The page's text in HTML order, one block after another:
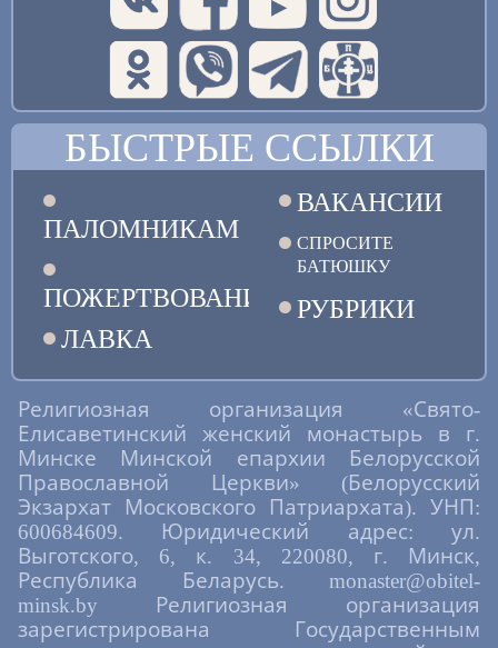
БЫСТРЫЕ ССЫЛКИ
ПАЛОМНИКАМ
ПОЖЕРТВОВАНИЯ
ЛАВКА
ВАКАНСИИ
СПРОСИТЕ
БАТЮШКУ
РУБРИКИ
Религиозная организация «Свято-
Елисаветинский женский монастырь в г.
Минске Минской епархии Белорусской
Православной Церкви» (Белорусский
Экзархат Московского Патриархата). УНП:
600684609. Юридический адрес: ул.
Выготского, 6, к. 34, 220080, г. Минск,
Республика Беларусь. monaster@obitel-
minsk.by Религиозная организация
зарегистрирована Государственным